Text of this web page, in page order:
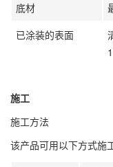
底材
已涂装的表面
施工
施工方法
该产品可用以下方式施